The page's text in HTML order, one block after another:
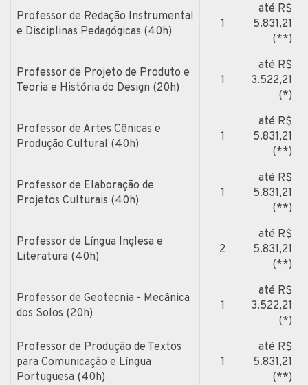
Professor de Redação Instrumental
e Disciplinas Pedagógicas (40h)
1
até R$
5.831,21
(**)
Professor de Projeto de Produto e
Teoria e História do Design (20h)
1
até R$
3.522,21
(*)
Professor de Artes Cênicas e
Produção Cultural (40h)
1
até R$
5.831,21
(**)
Professor de Elaboração de
Projetos Culturais (40h)
1
até R$
5.831,21
(**)
Professor de Língua Inglesa e
Literatura (40h)
2
até R$
5.831,21
(**)
Professor de Geotecnia - Mecânica
dos Solos (20h)
1
até R$
3.522,21
(*)
Professor de Produção de Textos
para Comunicação e Língua
Portuguesa (40h)
1
até R$
5.831,21
(**)